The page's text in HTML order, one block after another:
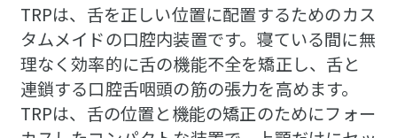
TRPは、舌を正しい位置に配置するためのカス
タムメイドの口腔内装置です。寝ている間に無
理なく効率的に舌の機能不全を矯正し、舌と
連鎖する口腔舌咽頭の筋の張力を高めます。
TRPは、舌の位置と機能の矯正のためにフォー